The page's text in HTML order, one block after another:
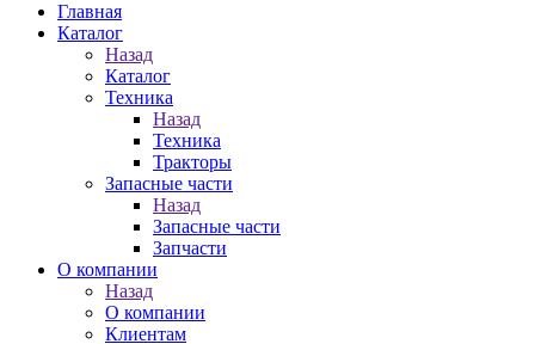
Главная
Каталог
Назад
Каталог
Техника
Назад
Техника
Тракторы
Запасные части
Назад
Запасные части
Запчасти
О компании
Назад
О компании
Клиентам